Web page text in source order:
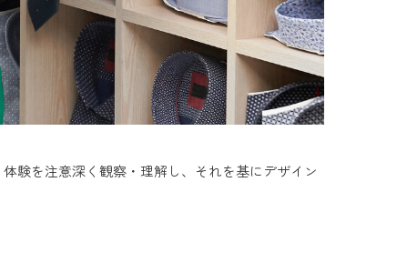
験を注意深く観察・理解し、それを基にデザイン